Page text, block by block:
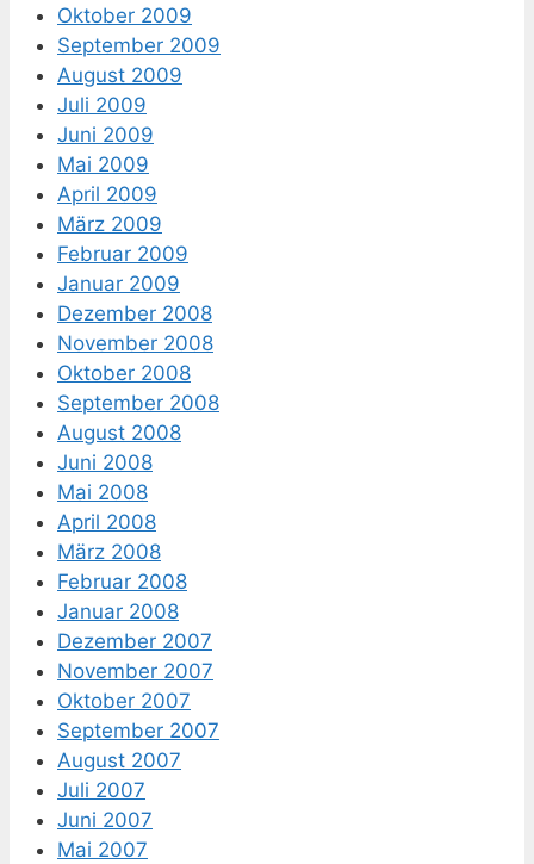
Oktober 2009
September 2009
August 2009
Juli 2009
Juni 2009
Mai 2009
April 2009
März 2009
Februar 2009
Januar 2009
Dezember 2008
November 2008
Oktober 2008
September 2008
August 2008
Juni 2008
Mai 2008
April 2008
März 2008
Februar 2008
Januar 2008
Dezember 2007
November 2007
Oktober 2007
September 2007
August 2007
Juli 2007
Juni 2007
Mai 2007